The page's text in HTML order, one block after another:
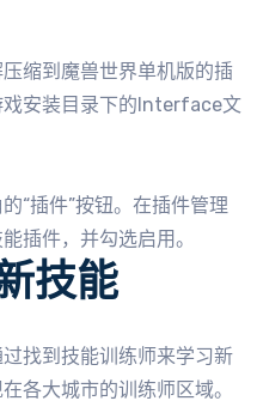
缩到魔兽世界单机版的插
戏安装目录下的Interface文
“插件”按钮。在插件管理
插件，并勾选启用。
技能
找到技能训练师来学习新
各大城市的训练师区域。